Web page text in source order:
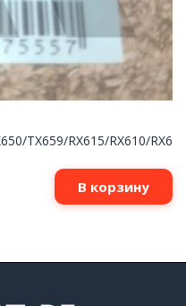
TX659/RX615/RX610/RX6
В корзину